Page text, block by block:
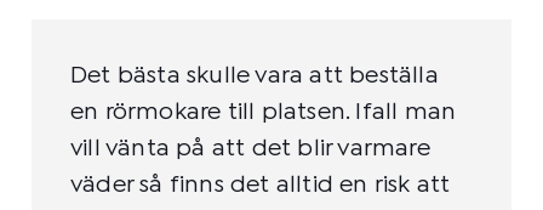
Det bästa skulle vara att beställa
en rörmokare till platsen. Ifall man
vill vänta på att det blir varmare
väder så finns det alltid en risk att